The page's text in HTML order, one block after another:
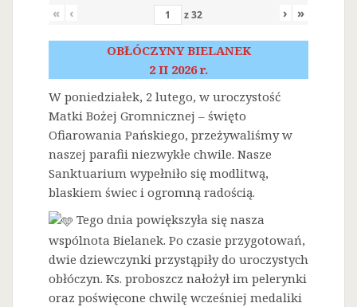
« ‹ z32 › »
OBŁÓCZYNY BIELANEK
2 II 2026 r.
W poniedziałek, 2 lutego, w uroczystość
Matki Bożej Gromnicznej – święto
Ofiarowania Pańskiego, przeżywaliśmy w
naszej parafii niezwykłe chwile. Nasze
Sanktuarium wypełniło się modlitwą,
blaskiem świec i ogromną radością.
Tego dnia powiększyła się nasza
wspólnota Bielanek. Po czasie przygotowań,
dwie dziewczynki przystąpiły do uroczystych
obłóczyn. Ks. proboszcz nałożył im pelerynki
oraz poświęcone chwilę wcześniej medaliki